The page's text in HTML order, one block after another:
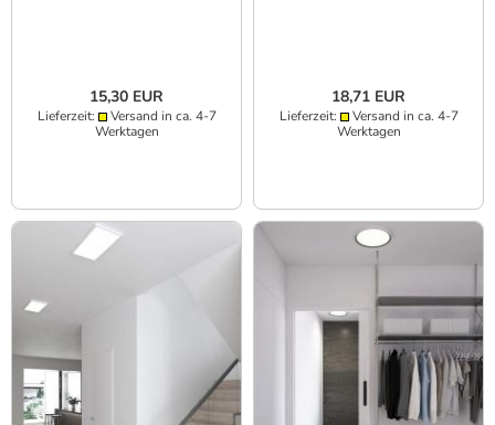
15,30 EUR
Lieferzeit:
Versand in ca. 4-7
Werktagen
18,71 EUR
Lieferzeit:
Versand in ca. 4-7
Werktagen